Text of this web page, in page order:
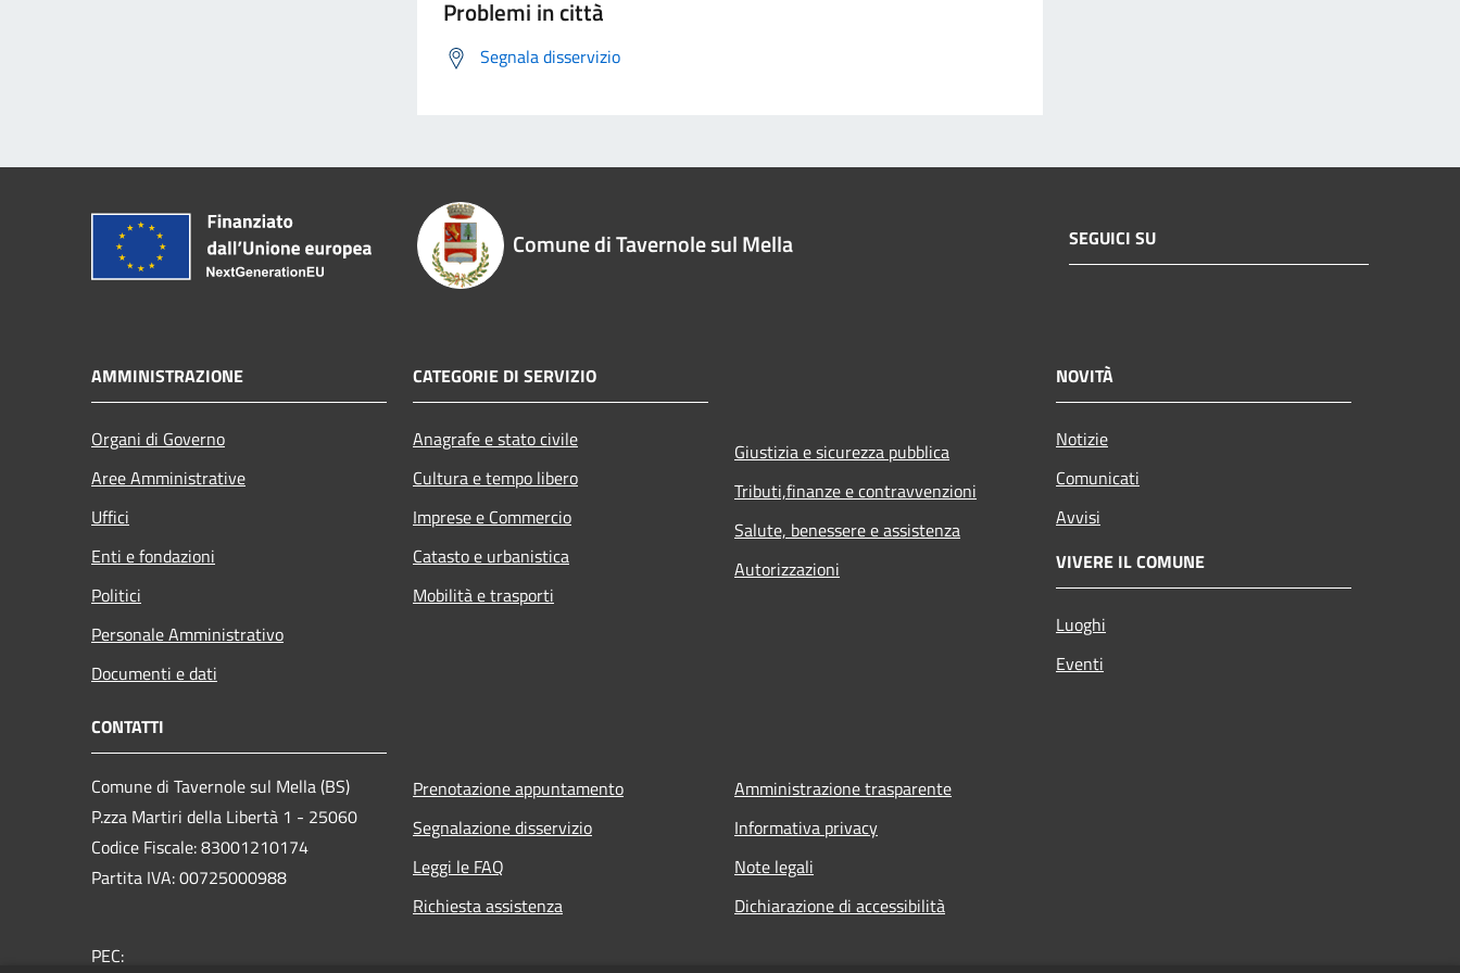
Problemi in città
Segnala disservizio
Comune di Tavernole sul Mella SEGUICI SU
AMMINISTRAZIONE
Organi di Governo
Aree Amministrative
Uffici
Enti e fondazioni
Politici
Personale Amministrativo
Documenti e dati
CATEGORIE DI SERVIZIO
Anagrafe e stato civile
Cultura e tempo libero
Imprese e Commercio
Catasto e urbanistica
Mobilità e trasporti
Giustizia e sicurezza pubblica
Tributi,finanze e contravvenzioni
Salute, benessere e assistenza
Autorizzazioni
NOVITÀ
Notizie
Comunicati
Avvisi
VIVERE IL COMUNE
Luoghi
Eventi
CONTATTI
Comune di Tavernole sul Mella (BS)
P.zza Martiri della Libertà 1 - 25060
Codice Fiscale: 83001210174
Partita IVA: 00725000988
PEC:
Prenotazione appuntamento
Segnalazione disservizio
Leggi le FAQ
Richiesta assistenza
Amministrazione trasparente
Informativa privacy
Note legali
Dichiarazione di accessibilità